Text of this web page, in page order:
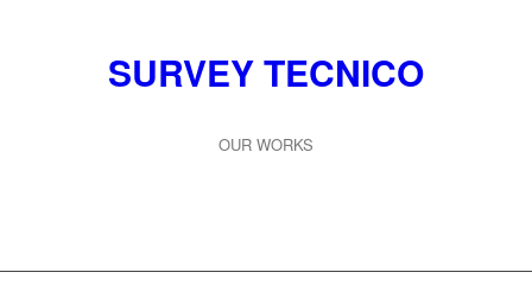
SURVEY TECNICO
OUR WORKS